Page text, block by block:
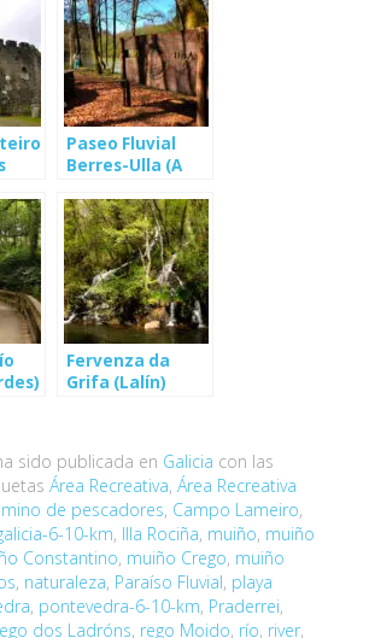
Paseo Fluvial
Berres-Ulla (A
Fervenza da
Grifa (Lalín)
sido publicada en Galicia con las
Área Recreativa, Área Recreativa
de pescadores, Campo Lameiro,
6-10-km, Illa Rociña, muiño, muiño
Constantino, muiño Crego, muiño
, naturaleza, Paraíso Fluvial, playa
, pontevedra-6-10-km, Praderrei,
dos Ladróns, rego Moido, río, river,